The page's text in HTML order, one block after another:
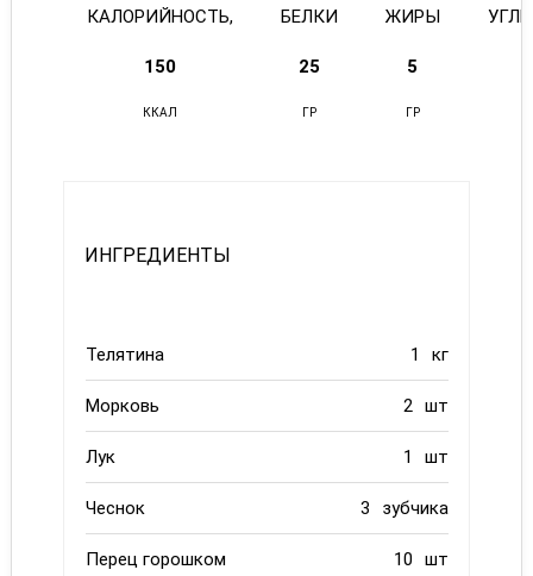
КАЛОРИЙНОСТЬ, БЕЛКИ ЖИРЫ
150 25 5
ККАЛ ГР ГР
ИНГРЕДИЕНТЫ
Телятина 1 кг
Морковь 2 шт
Лук 1 шт
Чеснок 3 зубчика
Перец горошком 10 шт